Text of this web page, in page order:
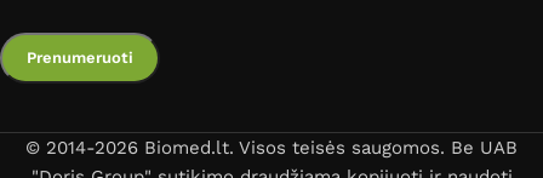
© 2014-2026 Biomed.lt. Visos teisės saugomos. Be UAB